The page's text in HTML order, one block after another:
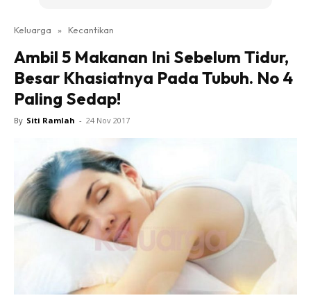
Keluarga » Kecantikan
Ambil 5 Makanan Ini Sebelum Tidur,
Besar Khasiatnya Pada Tubuh. No 4
Paling Sedap!
By Siti Ramlah - 24 Nov 2017